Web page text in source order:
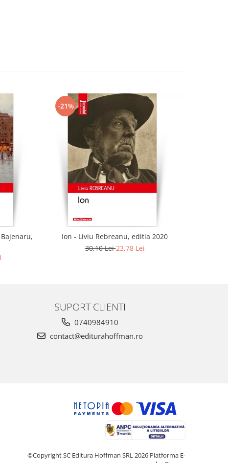
-21%
Ion - Liviu Rebreanu, editia 2020
30,10 Lei23,78 Lei
SUPORT CLIENTI
0740984910
contact@editurahoffman.ro
©Copyright SC Editura Hoffman SRL 2026 Platforma E-